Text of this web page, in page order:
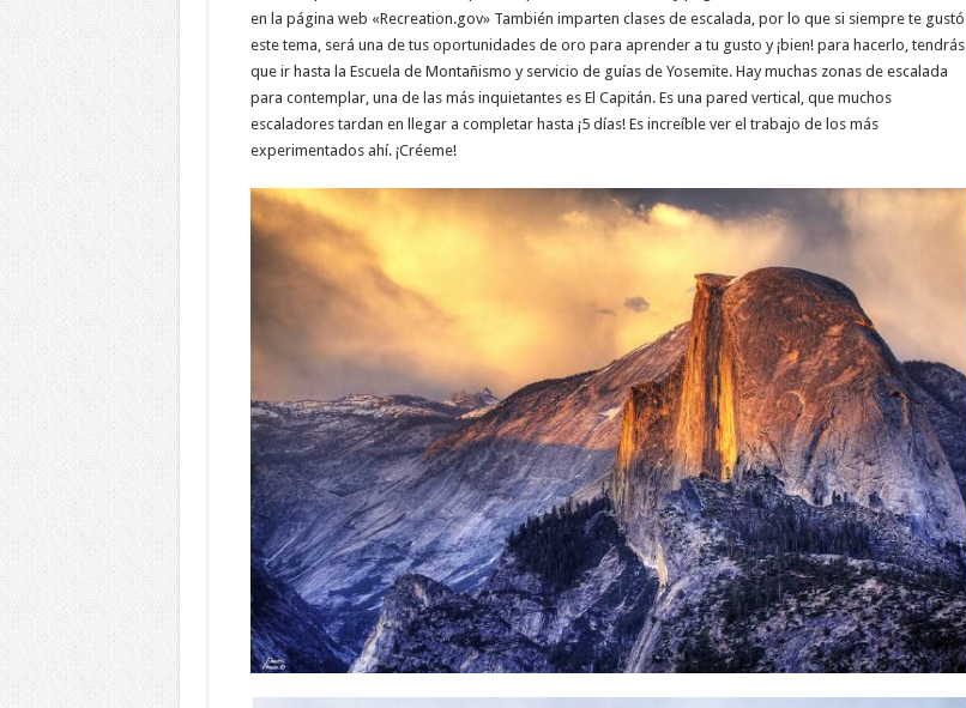
en la página web «Recreation.gov» También imparten clases de escalada, por lo que si siempre te gustó
este tema, será una de tus oportunidades de oro para aprender a tu gusto y ¡bien! para hacerlo, tendrás
que ir hasta la Escuela de Montañismo y servicio de guías de Yosemite. Hay muchas zonas de escalada
para contemplar, una de las más inquietantes es El Capitán. Es una pared vertical, que muchos
escaladores tardan en llegar a completar hasta ¡5 días! Es increíble ver el trabajo de los más
experimentados ahí. ¡Créeme!